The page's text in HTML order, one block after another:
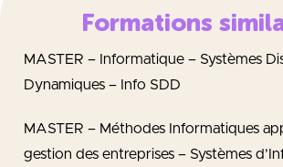
Formations
MASTER – Informatique – Systèmes
Dynamiques – Info SDD
MASTER – Méthodes Informatiques
gestion des entreprises – Systèmes